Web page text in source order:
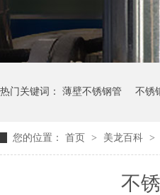
热门关键词： 薄壁不锈钢管 不锈
您的位置： 首页 > 美龙百科 >
不